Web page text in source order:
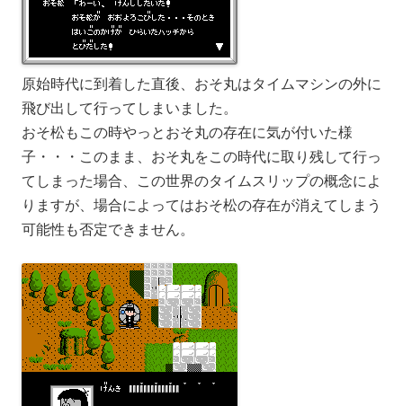
原始時代に到着した直後、おそ丸はタイムマシンの外に
飛び出して行ってしまいました。
おそ松もこの時やっとおそ丸の存在に気が付いた様
子・・・このまま、おそ丸をこの時代に取り残して行っ
てしまった場合、この世界のタイムスリップの概念によ
りますが、場合によってはおそ松の存在が消えてしまう
可能性も否定できません。